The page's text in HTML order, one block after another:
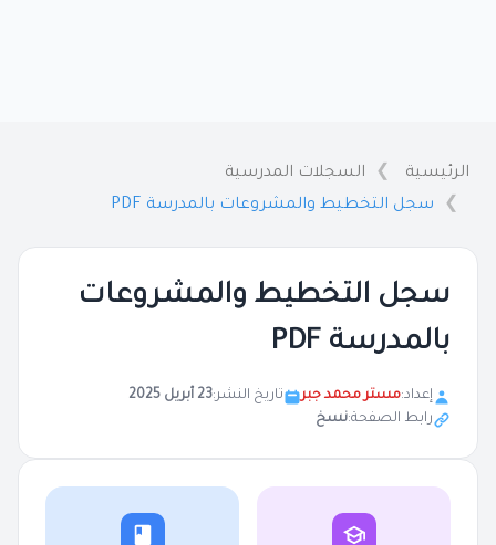
الرئيسية
السجلات المدرسية
سجل التخطيط والمشروعات بالمدرسة PDF
سجل التخطيط والمشروعات
بالمدرسة PDF
إعداد:مستر محمد جبر تاريخ النشر:23 أبريل 2025
رابط الصفحة:نسخ